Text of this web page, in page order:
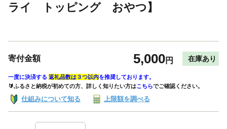
ライ トッピング おやつ】
寄付金額 5,000円 在庫あり
一度に決済する 返礼品数は３つ以内を推奨しております。
🔰ふるさと納税が初めての方、詳しく知りたい方はこちらでご確認ください。
仕組みについて知る 上限額を調べる